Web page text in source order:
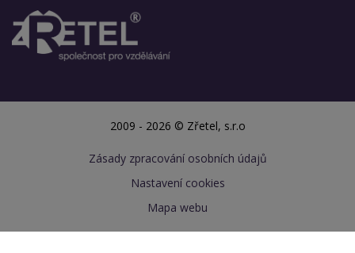
2009 - 2026 © Zřetel, s.r.o
Zásady zpracování osobních údajů
Nastavení cookies
Mapa webu